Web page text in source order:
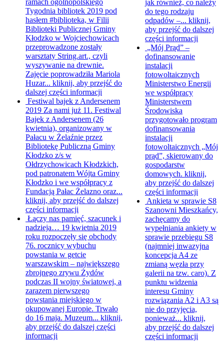
Tygodnia bibliotek 2019 pod
hasłem #biblioteka, w Filii
Biblioteki Publicznej Gminy
Kłodzko w Wojciechowicach
przeprowadzone zostały
warsztaty String.art., czyli
wyszywanie na drewnie.
Zajęcie poprowadziła Mariola
Huzar... kliknij, aby przejść do
dalszej części informacji
Festiwal bajek z Andersenem
2019 Za nami już 11. Festiwal
Bajek z Andersenem (26
kwietnia), organizowany w
Pałacu w Żelaźnie przez
Bibliotekę Publiczną Gminy
Kłodzko z/s w
Ołdrzychowicach Kłodzkich,
pod patronatem Wójta Gminy
Kłodzko i we współpracy z
Fundacją Pałac Żelazno oraz...
kliknij, aby przejść do dalszej
części informacji
Łączy nas pamięć, szacunek i
nadzieja… 19 kwietnia 2019
roku rozpoczęły się obchody
76. rocznicy wybuchu
powstania w getcie
warszawskim – największego
zbrojnego zrywu Żydów
podczas II wojny światowej, a
zarazem pierwszego
powstania miejskiego w
okupowanej Europie. Trwało
do 16 maja. Muzeum... kliknij,
aby przejść do dalszej części
informacji
jak również, co należy
do tego rodzaju
odpadów –... kliknij,
aby przejść do dalszej
części informacji
„Mój Prąd” –
dofinansowanie
instalacji
fotowoltaicznych
Ministerstwo Energii
we współpracy
Ministerstwem
Środowiska
przygotowało program
dofinansowania
instalacji
fotowoltaicznych „Mój
prąd”, skierowany do
gospodarstw
domowych. kliknij,
aby przejść do dalszej
części informacji
Ankieta w sprawie S8
Szanowni Mieszkańcy,
zachęcamy do
wypełniania ankiety w
sprawie przebiegu S8
(najmniej inwazyjna
koncepcja A4 ze
zmianą węzła przy
galerii na tzw. caro). Z
punktu widzenia
interesu Gminy
rozwiązania A2 i A3 są
nie do przyjęcia,
ponieważ... kliknij,
aby przejść do dalszej
części informacji